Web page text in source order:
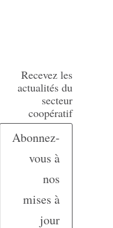
Recevez les
actualités du
secteur
coopératif
Abonnez-
vous à
nos
mises à
jour